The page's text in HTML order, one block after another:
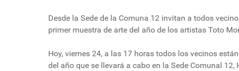
Desde la Sede de la Comuna 12 invitan a todos
primer muestra de arte del año de los artistas Toto
Hoy, viernes 24, a las 17 horas todos los vecinos
del año que se llevará a cabo en la Sede Comunal